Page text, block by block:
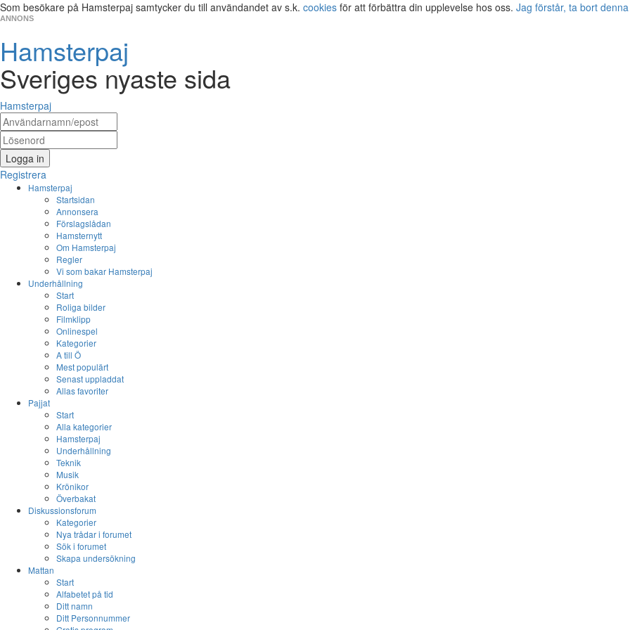
Som besökare på Hamsterpaj samtycker du till användandet av s.k. cookies för att förbättra din upplevelse hos oss. Jag förstår, ta bort
ANNONS
Hamsterpaj
Sveriges nyaste sida
Hamsterpaj
Logga in
Registrera
Hamsterpaj
Startsidan
Annonsera
Förslagslådan
Hamsternytt
Om Hamsterpaj
Regler
Vi som bakar Hamsterpaj
Underhållning
Start
Roliga bilder
Filmklipp
Onlinespel
Kategorier
A till Ö
Mest populärt
Senast uppladdat
Allas favoriter
Pajjat
Start
Alla kategorier
Hamsterpaj
Underhållning
Teknik
Musik
Krönikor
Överbakat
Diskussionsforum
Kategorier
Nya trådar i forumet
Sök i forumet
Skapa undersökning
Mattan
Start
Alfabetet på tid
Ditt namn
Ditt Personnummer